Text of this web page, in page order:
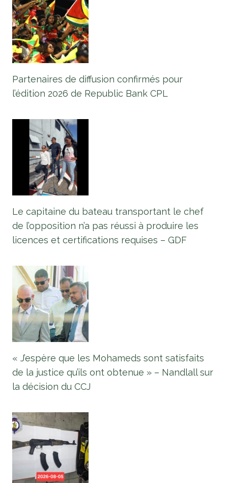
Partenaires de diffusion confirmés pour
l’édition 2026 de Republic Bank CPL
Le capitaine du bateau transportant le chef
de l’opposition n’a pas réussi à produire les
licences et certifications requises – GDF
« J’espère que les Mohameds sont satisfaits
de la justice qu’ils ont obtenue » – Nandlall sur
la décision du CCJ